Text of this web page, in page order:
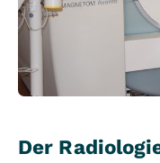
Der